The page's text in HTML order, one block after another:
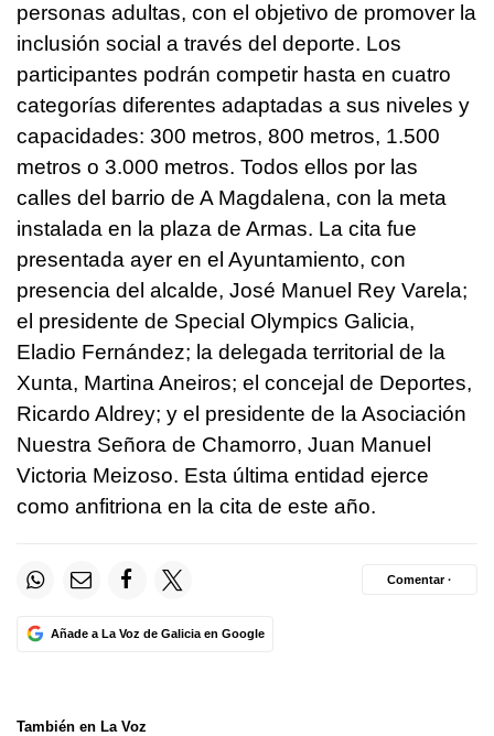
personas adultas, con el objetivo de promover la
inclusión social a través del deporte. Los
participantes podrán competir hasta en cuatro
categorías diferentes adaptadas a sus niveles y
capacidades: 300 metros, 800 metros, 1.500
metros o 3.000 metros. Todos ellos por las
calles del barrio de A Magdalena, con la meta
instalada en la plaza de Armas. La cita fue
presentada ayer en el Ayuntamiento, con
presencia del alcalde, José Manuel Rey Varela;
el presidente de Special Olympics Galicia,
Eladio Fernández; la delegada territorial de la
Xunta, Martina Aneiros; el concejal de Deportes,
Ricardo Aldrey; y el presidente de la Asociación
Nuestra Señora de Chamorro, Juan Manuel
Victoria Meizoso. Esta última entidad ejerce
como anfitriona en la cita de este año.
Añade a La Voz de Galicia en Google
Comentar ·
También en La Voz